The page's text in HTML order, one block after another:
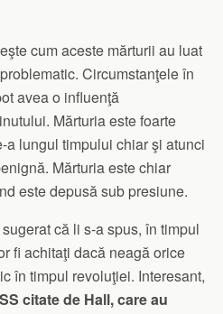
cum aceste mărturii au luat
Circumstanţele în
avea o influenţă
Mărturia este foarte
lungul timpului chiar şi atunci
Mărturia este chiar
este depusă sub presiune.
că li s-a spus, în timpul
fi achitaţi dacă neagă orice
în timpul revoluţiei. Interesant,
citate de Hall, care au